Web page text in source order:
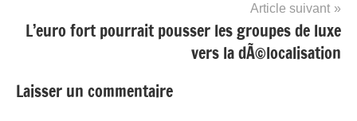
Article suivant
L’euro fort pourrait pousser les groupes de luxe
vers la dÃ©localisation
Laisser un commentaire